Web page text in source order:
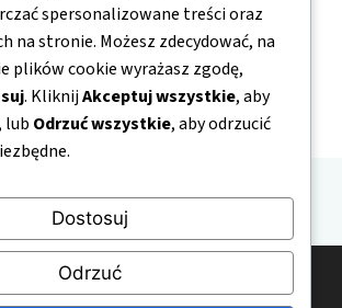
© 2026 Bezpieczne-USG.pl
spersonalizowane treści oraz
na stronie. Możesz zdecydować, na
plików cookie wyrażasz zgodę,
. KliknijAkceptuj wszystkie, aby
lub Odrzuć wszystkie, aby odrzucić
Dostosuj
Odrzuć